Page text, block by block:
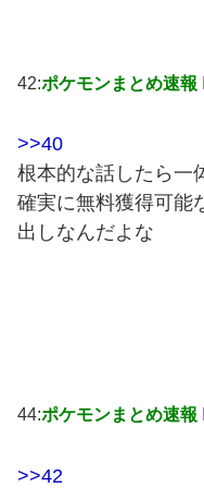
42:ポケモンまとめ速報
>>40
根本的な話したら一
確実に無料獲得可能
出しなんだよな
44:ポケモンまとめ速報
>>42